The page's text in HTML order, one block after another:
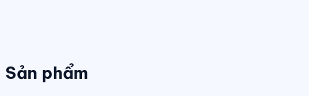
Sản phẩm